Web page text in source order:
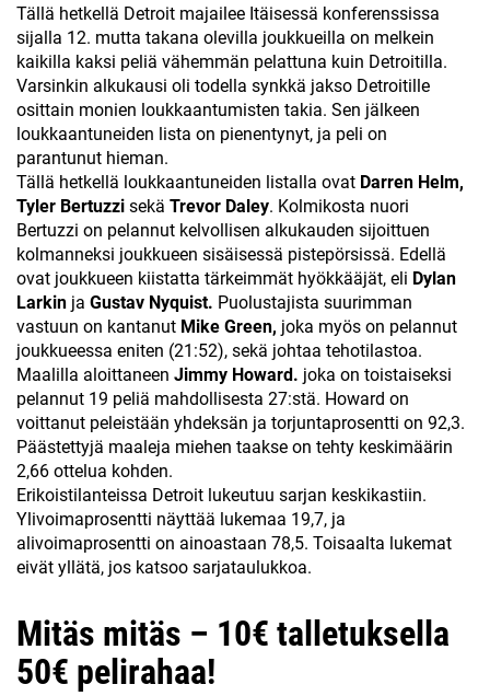
Tällä hetkellä Detroit majailee Itäisessä konferenssissa
sijalla 12. mutta takana olevilla joukkueilla on melkein
kaikilla kaksi peliä vähemmän pelattuna kuin Detroitilla.
Varsinkin alkukausi oli todella synkkä jakso Detroitille
osittain monien loukkaantumisten takia. Sen jälkeen
loukkaantuneiden lista on pienentynyt, ja peli on
parantunut hieman.
Tällä hetkellä loukkaantuneiden listalla ovat Darren Helm,
Tyler Bertuzzi sekä Trevor Daley. Kolmikosta nuori
Bertuzzi on pelannut kelvollisen alkukauden sijoittuen
kolmanneksi joukkueen sisäisessä pistepörsissä. Edellä
ovat joukkueen kiistatta tärkeimmät hyökkääjät, eli Dylan
Larkin ja Gustav Nyquist. Puolustajista suurimman
vastuun on kantanut Mike Green, joka myös on pelannut
joukkueessa eniten (21:52), sekä johtaa tehotilastoa.
Maalilla aloittaneen Jimmy Howard. joka on toistaiseksi
pelannut 19 peliä mahdollisesta 27:stä. Howard on
voittanut peleistään yhdeksän ja torjuntaprosentti on 92,3.
Päästettyjä maaleja miehen taakse on tehty keskimäärin
2,66 ottelua kohden.
Erikoistilanteissa Detroit lukeutuu sarjan keskikastiin.
Ylivoimaprosentti näyttää lukemaa 19,7, ja
alivoimaprosentti on ainoastaan 78,5. Toisaalta lukemat
eivät yllätä, jos katsoo sarjataulukkoa.
Mitäs mitäs – 10€ talletuksella
50€ pelirahaa!